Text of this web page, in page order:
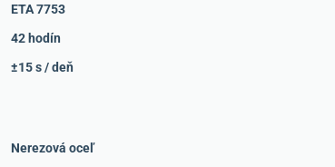
ETA 7753
42 hodín
±15 s / deň
Nerezová oceľ